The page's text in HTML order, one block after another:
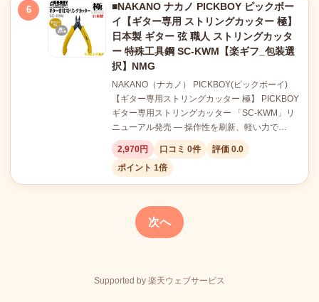
6
■NAKANO ナカノ PICKBOY ピックボー
イ【ギター専用 ストリングカッター 極】
日本製 ギター 弦 職人 ストリングカッタ
ー 特殊工具鋼 SC-KWM【楽ギフ_包装選
択】NMG
NAKANO（ナカノ） PICKBOY(ピックボーイ)
【ギター専用ストリングカッター 極】 PICKBOY
ギター専用ストリングカッター 「SC-KWM」リ
ニューアル発売 ― 操作性を刷新、軽い力で…
2,970円 口コミ 0件
評価 0.0
ポイント 1倍
次へ
Supported by 楽天ウェブサービス